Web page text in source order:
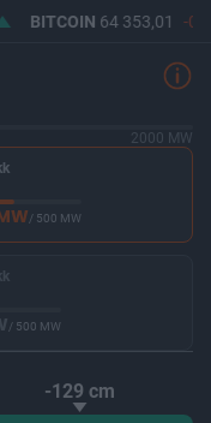
BITCOIN 64 353,01 -
2000 MW
/ 500 MW
/ 500 MW
-129 cm